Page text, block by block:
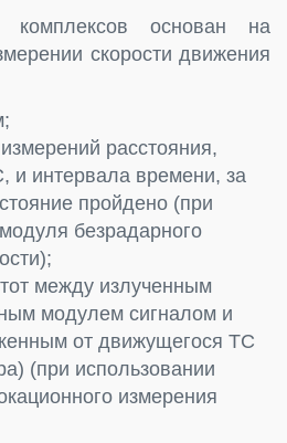
комплексов основан на
скорости движения
расстояния,
и интервала времени, за
пройдено (при
безрадарного
между излученным
модулем сигналом и
от движущегося ТС
(при использовании
измерения